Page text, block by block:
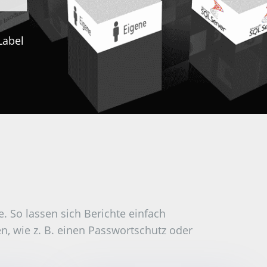
So lassen sich Berichte einfach
wie z. B. einen Passwortschutz oder